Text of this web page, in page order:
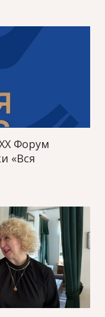
Форум
«Вся